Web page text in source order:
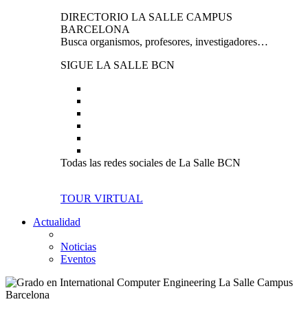
DIRECTORIO LA SALLE CAMPUS
BARCELONA
Busca organismos, profesores, investigadores…
SIGUE LA SALLE BCN
Todas las redes sociales de La Salle BCN
TOUR VIRTUAL
Actualidad
Noticias
Eventos